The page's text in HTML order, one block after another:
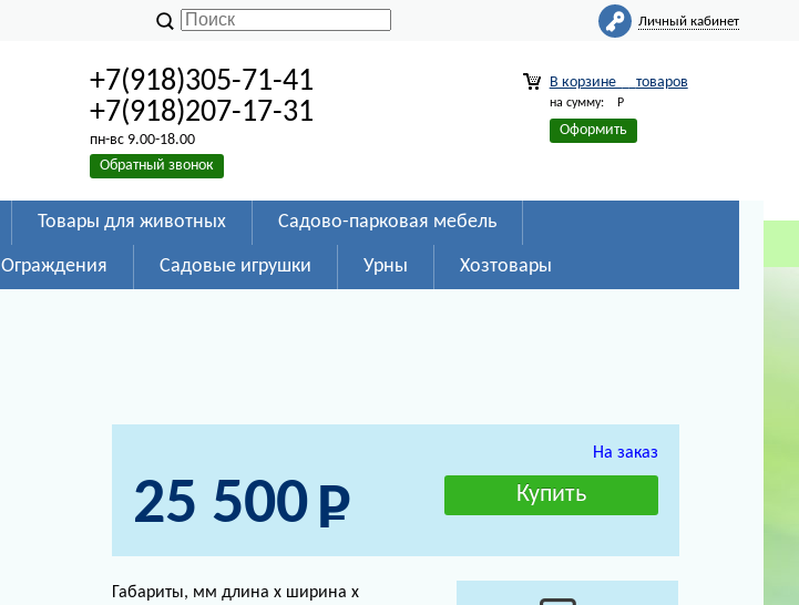
Личный кабинет
+7(918)305-71-41
+7(918)207-17-31
пн-вс 9.00-18.00
Обратный звонок
В корзине товаров
на сумму: Р
Оформить
Товары для животных Садово-парковая мебель
Ограждения Садовые игрушки Урны Хозтовары
На заказ
25 500
Габариты, мм длина х ширина х